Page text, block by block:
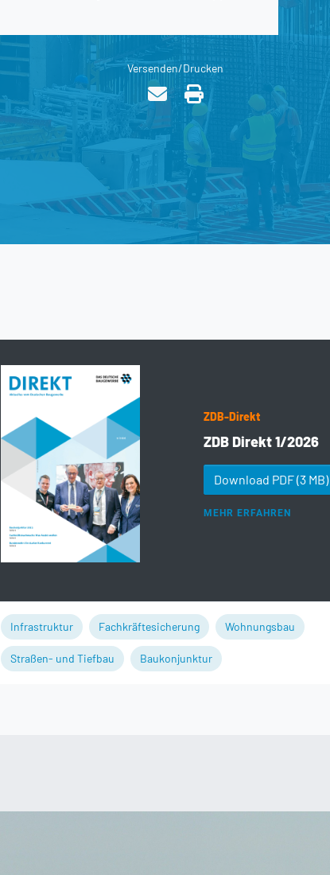
Versenden/Drucken
ZDB-Direkt
ZDB Direkt 1/2026
Download PDF(3 MB)
MEHR ERFAHREN
Infrastruktur Fachkräftesicherung Wohnungsbau
Straßen- und Tiefbau Baukonjunktur